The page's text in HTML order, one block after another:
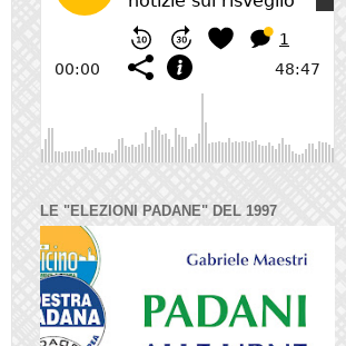
LE "ELEZIONI PADANE" DEL 1997